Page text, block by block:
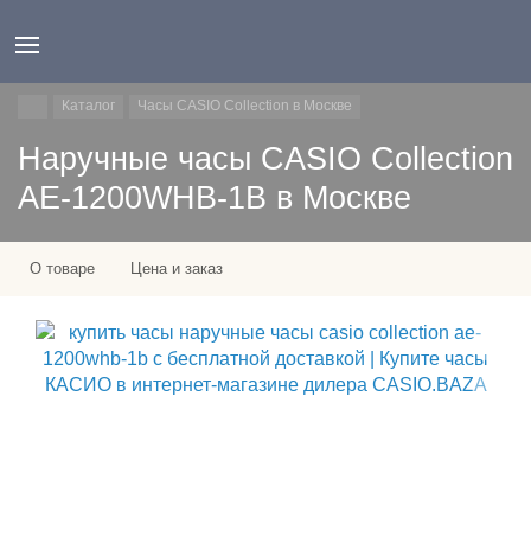
Каталог Часы CASIO Collection в Москве
Наручные часы CASIO Collection
AE-1200WHB-1B в Москве
О товаре Цена и заказ